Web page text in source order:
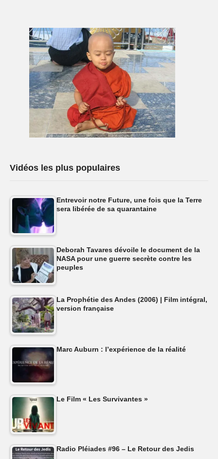
Vidéos les plus populaires
Entrevoir notre Future, une fois que la Terre
sera libérée de sa quarantaine
Deborah Tavares dévoile le document de la
NASA pour une guerre secrète contre les
peuples
La Prophétie des Andes (2006) | Film intégral,
version française
Marc Auburn : l’expérience de la réalité
Le Film « Les Survivantes »
Radio Pléiades #96 – Le Retour des Jedis